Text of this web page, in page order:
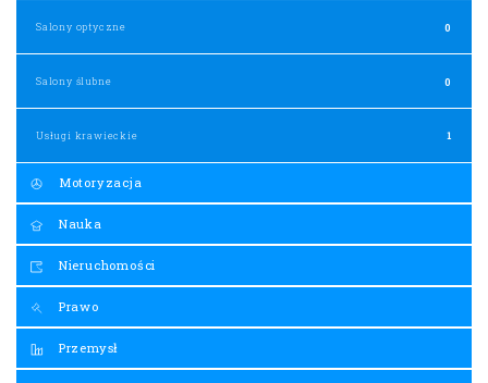
Salony optyczne 0
Salony ślubne 0
Usługi krawieckie 1
Motoryzacja
Nauka
Nieruchomości
Prawo
Przemysł